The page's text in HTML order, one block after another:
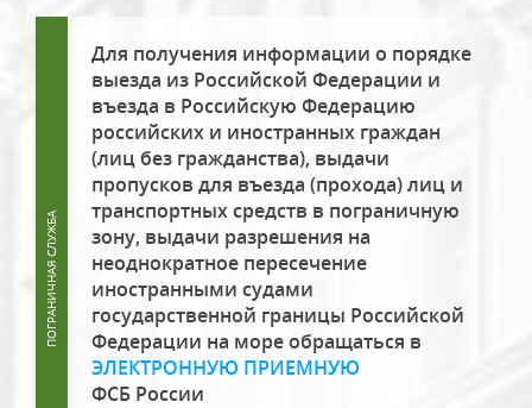
Для получения информации о порядке
выезда из Российской Федерации и
въезда в Российскую Федерацию
российских и иностранных граждан
(лиц без гражданства), выдачи
пропусков для въезда (прохода) лиц и
транспортных средств в пограничную
зону, выдачи разрешения на
неоднократное пересечение
иностранными судами
государственной границы Российской
Федерации на море обращаться в
ЭЛЕКТРОННУЮ ПРИЕМНУЮ
ФСБ России